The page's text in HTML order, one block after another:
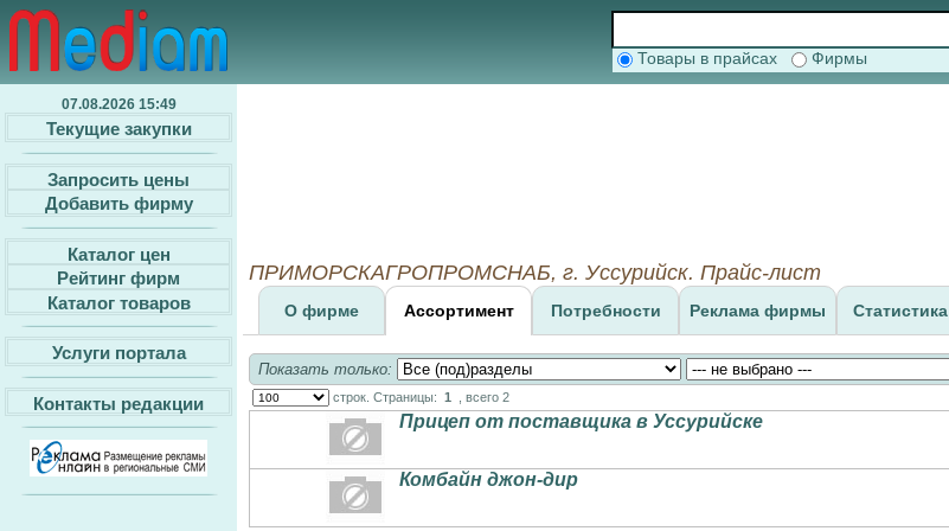
Товары в прайсах Фирмы
07.08.2026 15:49
Текущие закупки
Запросить цены
Добавить фирму
Каталог цен
Рейтинг фирм
Каталог товаров
Услуги портала
Контакты редакции
ПРИМОРСКАГРОПРОМСНАБ, г. Уссурийск. Прайс-лист
О фирме Ассортимент Потребности Реклама фирмы Статистика
Показать только:
строк. Страницы: 1 , всего 2
Прицеп от поставщика в Уссурийске
Комбайн джон-дир